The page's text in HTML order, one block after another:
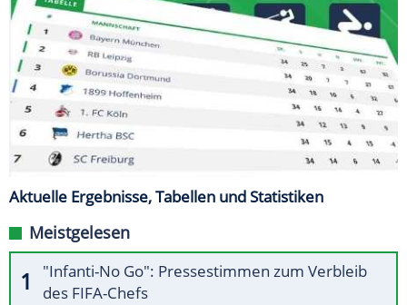
Aktuelle Ergebnisse, Tabellen und Statistiken
Meistgelesen
"Infanti-No Go": Pressestimmen zum Verbleib
des FIFA-Chefs